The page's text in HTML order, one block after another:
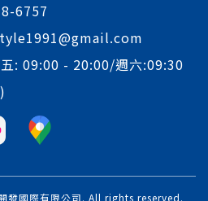
6757
: 09:00 - 20:00/週六:09:30
國際有限公司. All rights reserved.